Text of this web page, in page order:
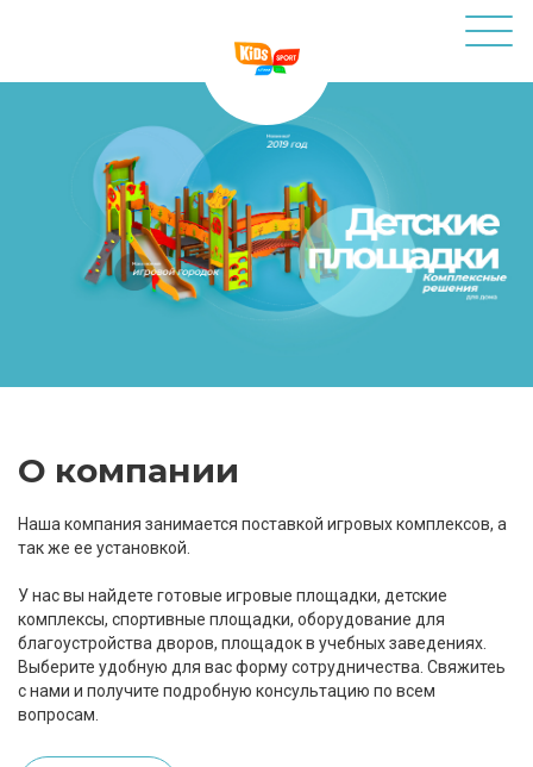
О компании
Наша компания занимается поставкой игровых комплексов, а
так же ее установкой.
У нас вы найдете готовые игровые площадки, детские
комплексы, спортивные площадки, оборудование для
благоустройства дворов, площадок в учебных заведениях.
Выберите удобную для вас форму сотрудничества. Свяжитеь
с нами и получите подробную консультацию по всем
вопросам.